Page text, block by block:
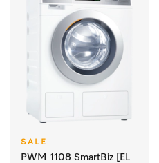
SALE
PWM 1108 SmartBiz [EL